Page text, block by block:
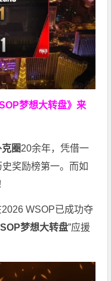
梦想大转盘》来
圈20余年，凭借一
奖励榜第一。而如
WSOP已成功夺
梦想大转盘”应援